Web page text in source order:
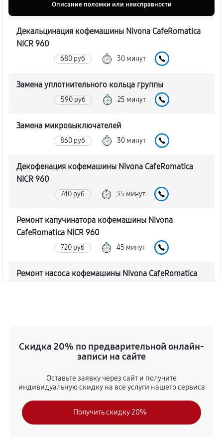
Описание поломки или неисправности
Декальцинация кофемашины Nivona CafeRomatica
NICR 960
680 руб 30 минут
Замена уплотнительного кольца группы
590 руб 25 минут
Замена микровыключателей
860 руб 30 минут
Декофенация кофемашины Nivona CafeRomatica
NICR 960
740 руб 35 минут
Ремонт капучинатора кофемашины Nivona
CafeRomatica NICR 960
720 руб 45 минут
Ремонт насоса кофемашины Nivona CafeRomatica
620 руб 45 минут
Чистка от кофейных масел
Замена модуля управления
Скидка 20% по предварительной онлайн-
записи на сайте
Оставьте заявку через сайт и получите
индивидуальную скидку на все услуги нашего сервиса
Получить скидку 20%